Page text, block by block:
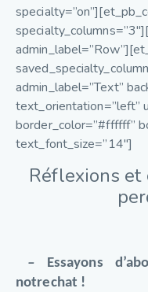
admin_label=”Text”
text_orientation=”left”
border_color=”#ffffff”
text_font_size=”14″]
Réflexions et
– Essayons
notrechat !